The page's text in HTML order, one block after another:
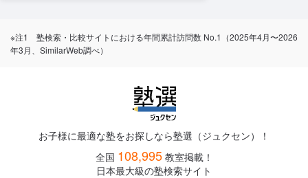
※注1 塾検索・比較サイトにおける年間累計訪問数 No.1（2025年4月〜2026
年3月、SimilarWeb調べ）
お子様に最適な塾をお探しなら塾選（ジュクセン）！
全国 108,995 教室掲載！
日本最大級の塾検索サイト